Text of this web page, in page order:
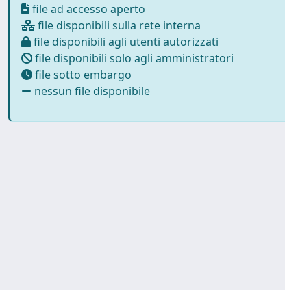
file ad accesso aperto
file disponibili sulla rete interna
file disponibili agli utenti autorizzati
file disponibili solo agli amministratori
file sotto embargo
nessun file disponibile